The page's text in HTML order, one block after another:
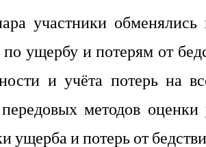
участники обменялись
ущербу и потерям от
и учёта потерь на
методов
ущерба и потерь от